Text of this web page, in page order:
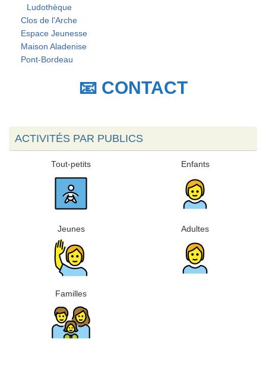
Ludothèque
Clos de l'Arche
Espace Jeunesse
Maison Aladenise
Pont-Bordeau
📧 CONTACT
ACTIVITÉS PAR PUBLICS
Tout-petits Enfants
Jeunes Adultes
Familles